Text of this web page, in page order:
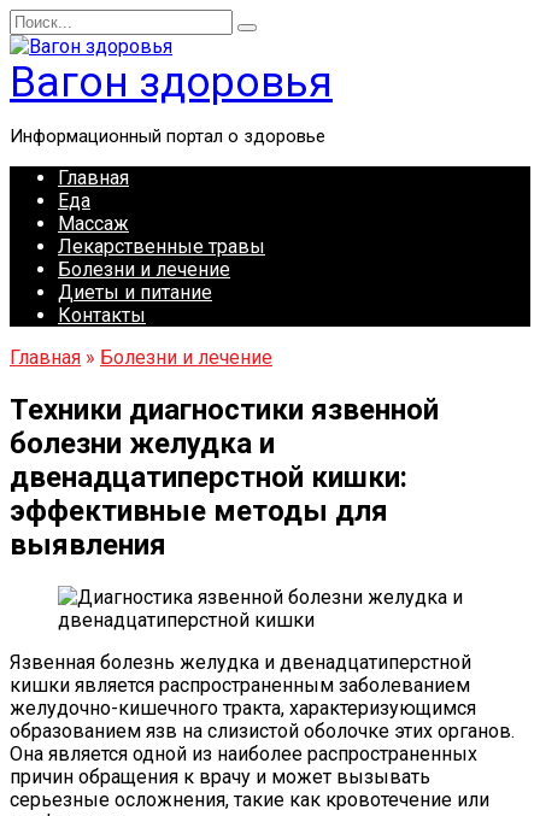
Перейти
к
содержанию
Search
for:
Вагон здоровья
Информационный портал о здоровье
Главная
Еда
Массаж
Лекарственные травы
Болезни и лечение
Диеты и питание
Контакты
Главная » Болезни и лечение
Техники диагностики язвенной
болезни желудка и
двенадцатиперстной кишки:
эффективные методы для
выявления
Язвенная болезнь желудка и двенадцатиперстной
кишки является распространенным заболеванием
желудочно-кишечного тракта, характеризующимся
образованием язв на слизистой оболочке этих органов.
Она является одной из наиболее распространенных
причин обращения к врачу и может вызывать
серьезные осложнения, такие как кровотечение или